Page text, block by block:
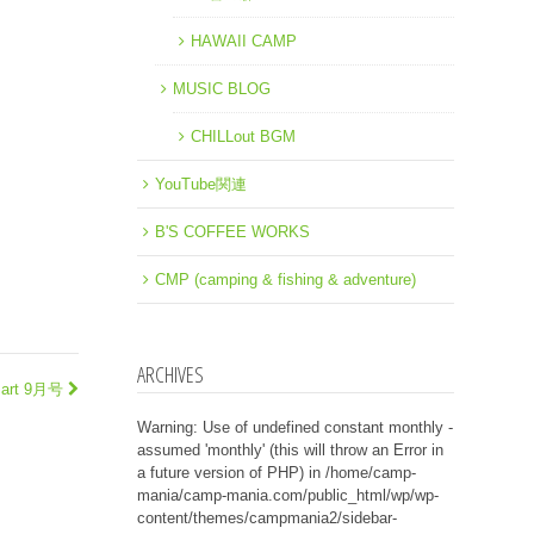
9月号
HAWAII CAMP
MUSIC BLOG
CHILLout BGM
YouTube関連
B'S COFFEE WORKS
CMP (camping & fishing & adventure)
ARCHIVES
Warning: Use of undefined constant monthly -
assumed 'monthly' (this will throw an Error in
a future version of PHP) in /home/camp-
mania/camp-mania.com/public_html/wp/wp-
content/themes/campmania2/sidebar-